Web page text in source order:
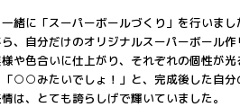
緒に「スーパーボールづくり」を行いまし
、自分だけのオリジナルスーパーボール作
や色合いに仕上がり、それぞれの個性が光
○○みたいでしょ！」と、完成後した自分
は、とても誇らしげで輝いていました。